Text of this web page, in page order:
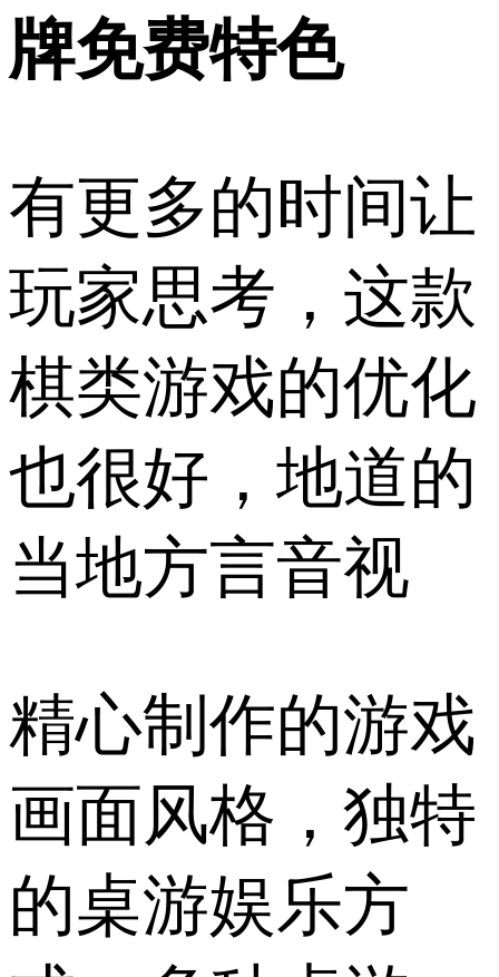
牌免费特色
有更多的时间让
玩家思考，这款
棋类游戏的优化
也很好，地道的
当地方言音视
精心制作的游戏
画面风格，独特
的桌游娱乐方